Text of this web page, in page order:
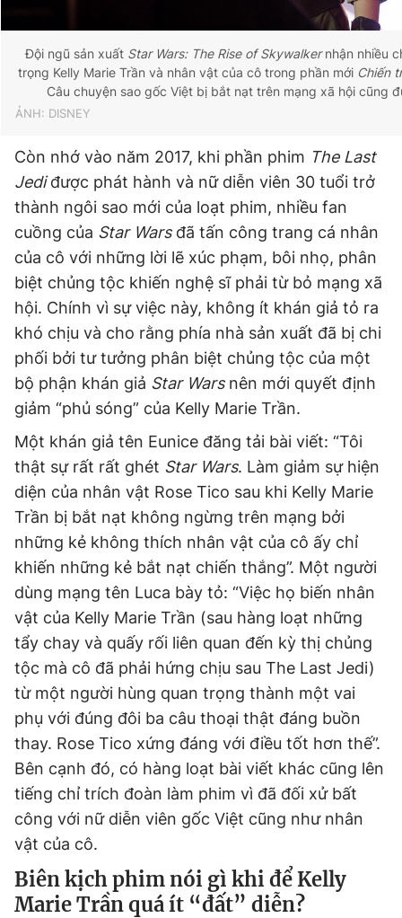
Đội ngũ sản xuất Star Wars: The Rise of Skywalkernhận nhiều
trọng Kelly Marie Trần và nhân vật của cô trong phần mới Chiến
Câu chuyện sao gốc Việt bị bắt nạt trên mạng xã hội cũng
ẢNH: DISNEY
Còn nhớ vào năm 2017, khi phần phim The Last
Jediđược phát hành và nữ diễn viên 30 tuổi trở
thành ngôi sao mới của loạt phim, nhiều fan
cuồng của Star Warsđã tấn công trang cá nhân
của cô với những lời lẽ xúc phạm, bôi nhọ, phân
biệt chủng tộc khiến nghệ sĩ phải từ bỏ mạng xã
hội. Chính vì sự việc này, không ít khán giả tỏ ra
khó chịu và cho rằng phía nhà sản xuất đã bị chi
phối bởi tư tưởng phân biệt chủng tộc của một
bộ phận khán giả Star Warsnên mới quyết định
giảm “phủ sóng” của Kelly Marie Trần.
Một khán giả tên Eunice đăng tải bài viết: “Tôi
thật sự rất rất ghét Star Wars. Làm giảm sự hiện
diện của nhân vật Rose Tico sau khi Kelly Marie
Trần bị bắt nạt không ngừng trên mạng bởi
những kẻ không thích nhân vật của cô ấy chỉ
khiến những kẻ bắt nạt chiến thắng”. Một người
dùng mạng tên Luca bày tỏ: “Việc họ biến nhân
vật của Kelly Marie Trần (sau hàng loạt những
tẩy chay và quấy rối liên quan đến kỳ thị chủng
tộc mà cô đã phải hứng chịu sau The Last Jedi)
từ một người hùng quan trọng thành một vai
phụ với đúng đôi ba câu thoại thật đáng buồn
thay. Rose Tico xứng đáng với điều tốt hơn thế”.
Bên cạnh đó, có hàng loạt bài viết khác cũng lên
tiếng chỉ trích đoàn làm phim vì đã đối xử bất
công với nữ diễn viên gốc Việt cũng như nhân
vật của cô.
Biên kịch phim nói gì khi để Kelly
Marie Trần quá ít “đất” diễn?